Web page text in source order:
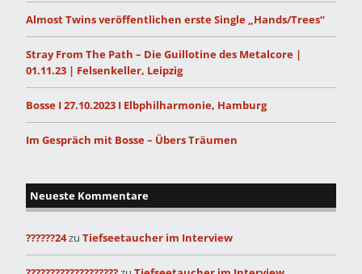
Almost Twins veröffentlichen erste Single „Hands/Trees“
Stray From The Path – Die Guillotine des Metalcore |
01.11.23 | Felsenkeller, Leipzig
Bosse I 27.10.2023 I Elbphilharmonie, Hamburg
Im Gespräch mit Bosse – Übers Träumen
Neueste Kommentare
??????24zu Tiefseetaucher im Interview